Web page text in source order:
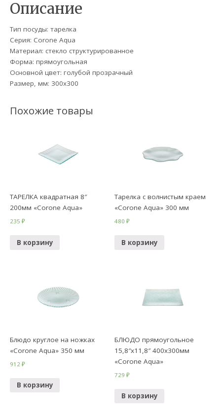
Описание
Тип посуды: тарелка
Серия: Corone Aqua
Материал: стекло структурированное
Форма: прямоугольная
Основной цвет: голубой прозрачный
Размер, мм: 300х300
Похожие товары
ТАРЕЛКА квадратная 8″
200мм «Corone Aqua»
235₽
В корзину
Тарелка с волнистым краем
«Corone Aqua» 300 мм
480₽
В корзину
Блюдо круглое на ножках
«Corone Aqua» 350 мм
912₽
В корзину
БЛЮДО прямоугольное
15,8″х11,8″ 400х300мм
«Corone Aqua»
729₽
В корзину